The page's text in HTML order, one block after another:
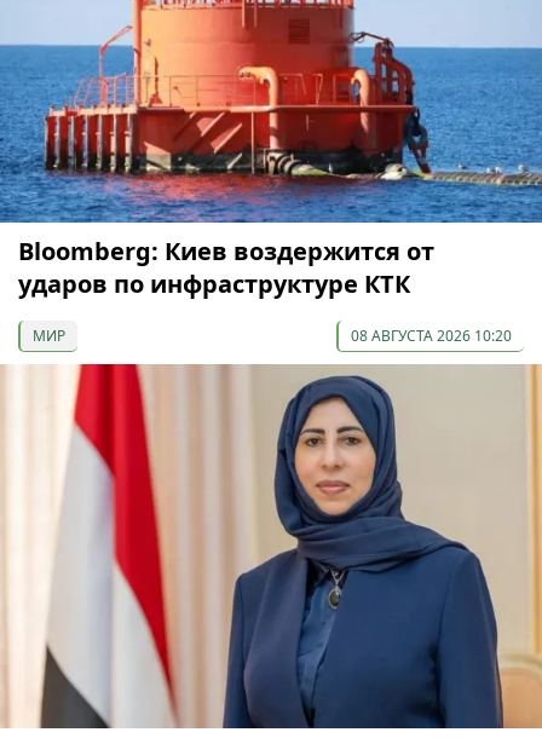
Bloomberg: Киев воздержится от
ударов по инфраструктуре КТК
МИР 08 АВГУСТА 2026 10:20